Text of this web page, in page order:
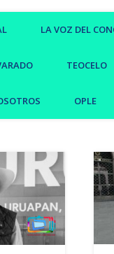
LA VOZ DEL
TEOCELO
OPLE